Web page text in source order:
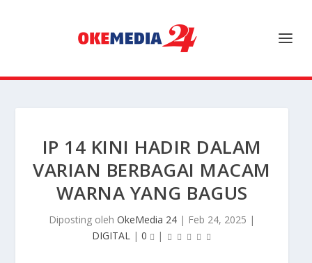
IP 14 KINI HADIR DALAM
VARIAN BERBAGAI MACAM
WARNA YANG BAGUS
Diposting oleh OkeMedia 24 | Feb 24, 2025 |
DIGITAL | 0 |